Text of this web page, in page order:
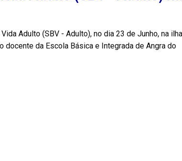
Adulto (SBV - Adulto), no dia 23 de Junho, na ilha
da Escola Básica e Integrada de Angra do